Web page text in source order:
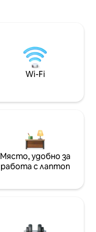
Wi-Fi
Място, удобно за
работа с лаптоп